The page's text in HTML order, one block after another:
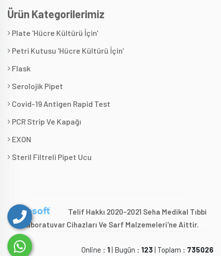
Ürün Kategorilerimiz
Plate 'Hücre Kültürü İçin'
Petri Kutusu 'Hücre Kültürü İçin'
Flask
Serolojik Pipet
Covid-19 Antigen Rapid Test
PCR Strip Ve Kapağı
EXON
Steril Filtreli Pipet Ucu
Telif Hakkı 2020-2021 Seha Medikal Tıbbi
Laboratuvar Cihazları Ve Sarf Malzemeleri'ne Aittir.
Online : 1| Bugün : 123 | Toplam : 735026